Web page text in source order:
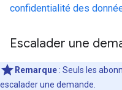
confidentialité des
Escalader une
Remarque : Seuls les
escalader une demande.